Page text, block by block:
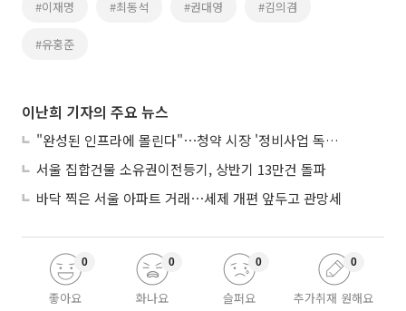
#이재명 #최동석 #권대영 #김의겸
#유홍준
이난희 기자의 주요 뉴스
"완성된 인프라에 몰린다"⋯청약 시장 '정비사업 독주' 42배 격차
서울 집합건물 소유권이전등기, 상반기 13만건 돌파
바닥 찍은 서울 아파트 거래⋯세제 개편 앞두고 관망세
좋아요
0
화나요
0
슬퍼요
0
추가취재 원해요
0